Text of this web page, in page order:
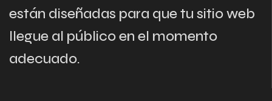
están diseñadas para que tu sitio web
llegue al público en el momento
adecuado.